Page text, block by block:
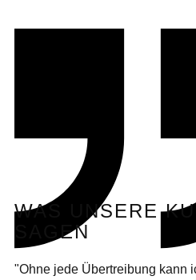
WAS UNSERE
SAGEN
"​Ohne jede Übertreibung kann